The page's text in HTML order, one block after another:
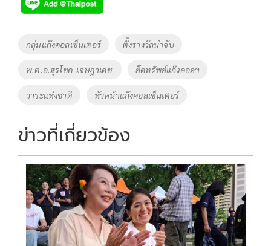
b
o
k
er y
Li
k
Tags
กลุ่มแก๊งคอลเซ็นเตอร์ ตั้งรางวัลนำจับ
พ.ต.อ.สุรโชค เจษฎาเดช ยึดทรัพย์แก๊งคอลฯ
วาระแห่งชาติ หัวหน้าแก๊งคอลเซ็นเตอร์
ข่าวที่เกี่ยวข้อง